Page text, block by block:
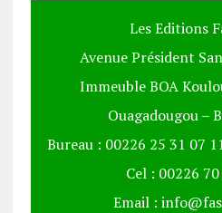
Les Editions
Avenue Président
Immeuble BOA
Ouagadougou –
Bureau : 00226 25 31 07
Cel : 00226
Email :